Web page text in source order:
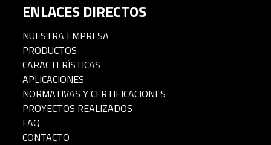
ENLACES DIRECTOS
NUESTRA EMPRESA
PRODUCTOS
CARACTERÍSTICAS
APLICACIONES
NORMATIVAS Y CERTIFICACIONES
PROYECTOS REALIZADOS
FAQ
CONTACTO